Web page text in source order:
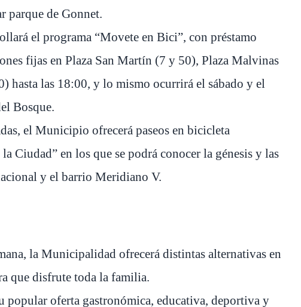
parque de Gonnet.
el programa “Movete en Bici”, con préstamo
fijas en Plaza San Martín (7 y 50), Plaza Malvinas
hasta las 18:00, y lo mismo ocurrirá el sábado y el
Bosque.
el Municipio ofrecerá paseos en bicicleta
Ciudad” en los que se podrá conocer la génesis y las
y el barrio Meridiano V.
la Municipalidad ofrecerá distintas alternativas en
que disfrute toda la familia.
popular oferta gastronómica, educativa, deportiva y